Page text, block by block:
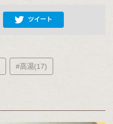
ツイート
#高湯(17)